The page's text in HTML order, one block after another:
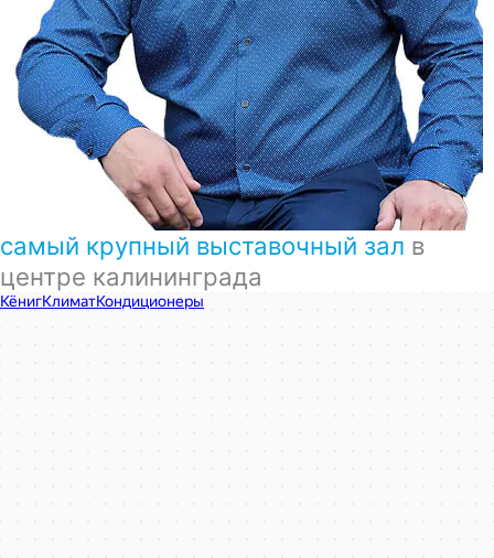
самый крупный выставочный зал в
центре калининграда
КёнигКлимат
Кондиционеры в Калининграде